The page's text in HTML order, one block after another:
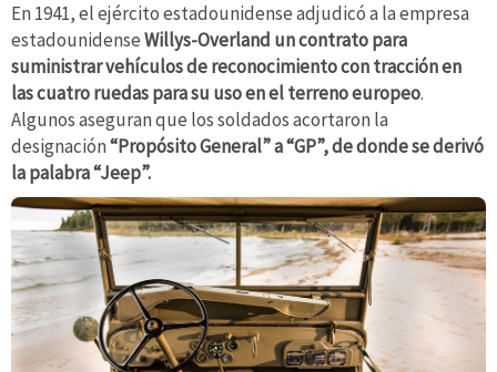
En 1941, el ejército estadounidense adjudicó a la empresa
estadounidenseWillys-Overland un contrato para
suministrar vehículos de reconocimiento con tracción en
las cuatro ruedas para su uso en el terreno europeo.
Algunos aseguran que los soldados acortaron la
designación“Propósito General” a “GP”, de donde se derivó
la palabra “Jeep”.